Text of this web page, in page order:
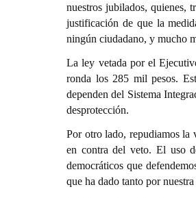
nuestros jubilados, quienes,
justificación de que la
ningún ciudadano, y mucho
La ley vetada por el
ronda los 285 mil pesos.
dependen del Sistema
desprotección.
Por otro lado, repudiamos la
en contra del veto. El uso
democráticos que
que ha dado tanto por